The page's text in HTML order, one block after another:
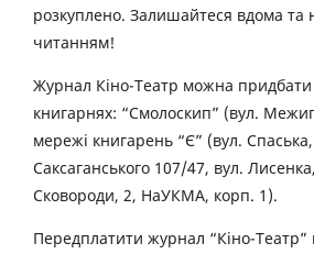
розкуплено. Залишайтеся вдома та
читанням!
Журнал Кіно-Театр можна придбати
книгарнях: “Смолоскип” (вул.
мережі книгарень “Є” (вул.
Саксаганського 107/47, вул.
Сковороди, 2, НаУКМА, корп. 1).
Передплатити журнал “Кіно-Театр”